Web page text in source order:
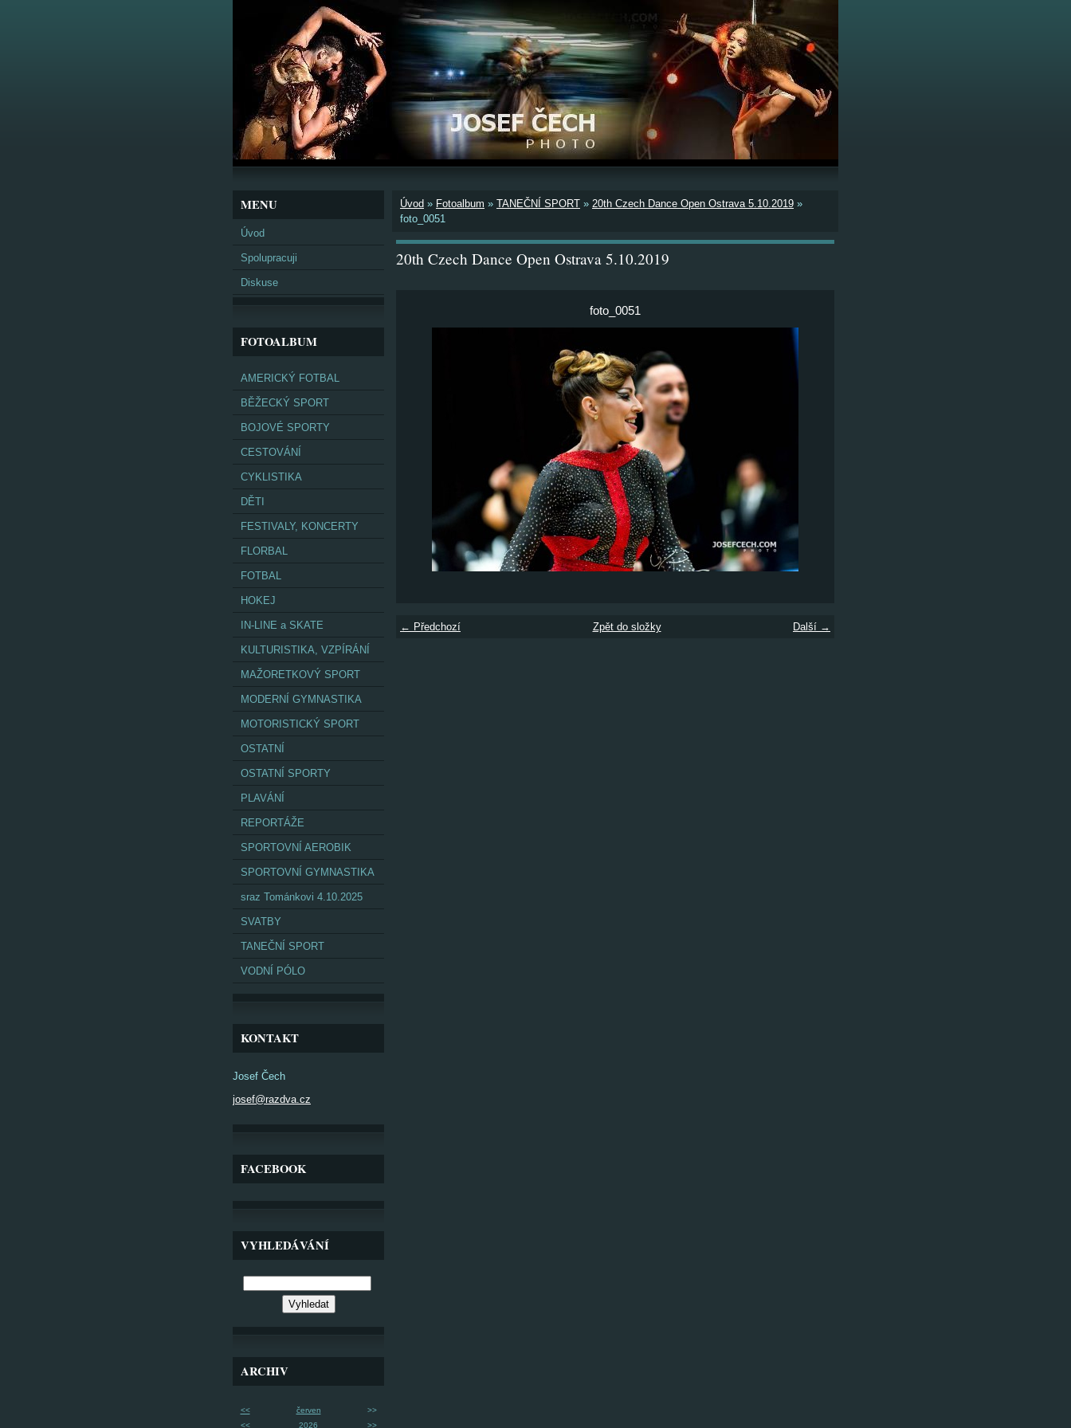
MENU
Úvod
Spolupracuji
Diskuse
FOTOALBUM
AMERICKÝ FOTBAL
BĚŽECKÝ SPORT
BOJOVÉ SPORTY
CESTOVÁNÍ
CYKLISTIKA
DĚTI
FESTIVALY, KONCERTY
FLORBAL
FOTBAL
HOKEJ
IN-LINE a SKATE
KULTURISTIKA, VZPÍRÁNÍ
MAŽORETKOVÝ SPORT
MODERNÍ GYMNASTIKA
MOTORISTICKÝ SPORT
OSTATNÍ
OSTATNÍ SPORTY
PLAVÁNÍ
REPORTÁŽE
SPORTOVNÍ AEROBIK
SPORTOVNÍ GYMNASTIKA
sraz Tománkovi 4.10.2025
SVATBY
TANEČNÍ SPORT
VODNÍ PÓLO
KONTAKT
Josef Čech
josef@razdva.cz
FACEBOOK
VYHLEDÁVÁNÍ
ARCHIV
<< červen
>>
<<
2026 >>
Úvod » Fotoalbum » TANEČNÍ SPORT » 20th Czech Dance Open Ostrava 5.10.2019 »
foto_0051
20th Czech Dance Open Ostrava 5.10.2019
foto_0051
← Předchozí Další →
Zpět do složky